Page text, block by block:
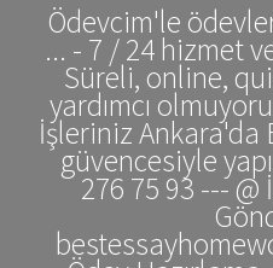
Ödevcim'le
... - 7 / 24 hizmet
Süreli, online,
yardımcı
İşleriniz
güvencesiyle
276 75 93 ---